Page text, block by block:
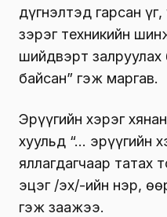
дүгнэлтэд гарсан
зэрэг техникийн
шийдвэрт
байсан” гэж маргав.
Эрүүгийн хэрэг
хуульд “… эрүүгийн
яллагдагчаар татах
эцэг /эх/-ийн нэр,
гэж заажээ.